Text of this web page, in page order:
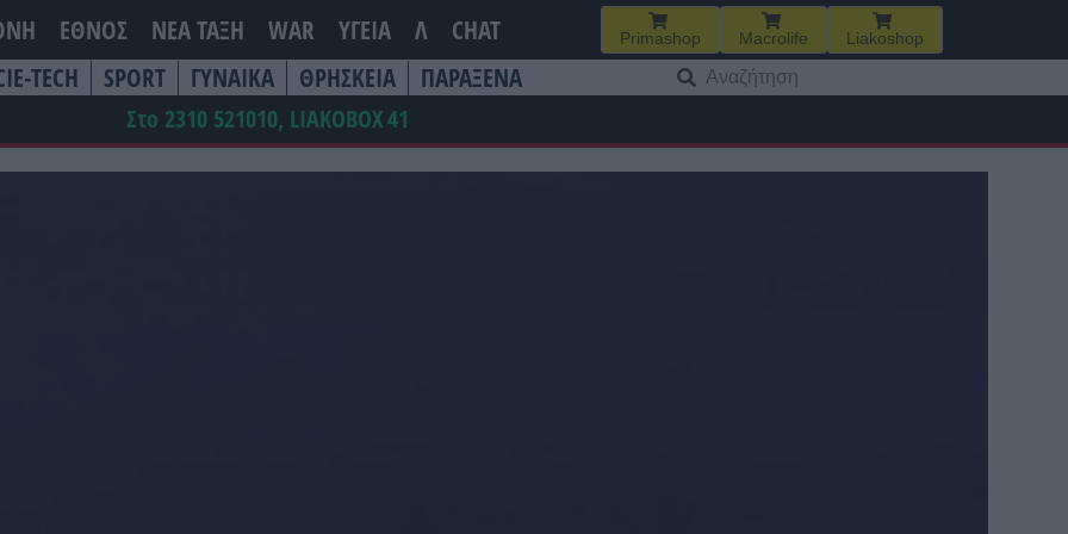
ΕΘΝΟΣ ΝΕΑ ΤΆΞΗ WAR ΥΓΕΙΑ Λ CHAT Primashop Macrolife Liakoshop
TECH SPORT ΓΥΝΑΙΚΑ ΘΡΗΣΚΕΙΑ ΠΑΡΑΞΕΝΑ
για:
Στο 2310 521010, LIAKOBOX41